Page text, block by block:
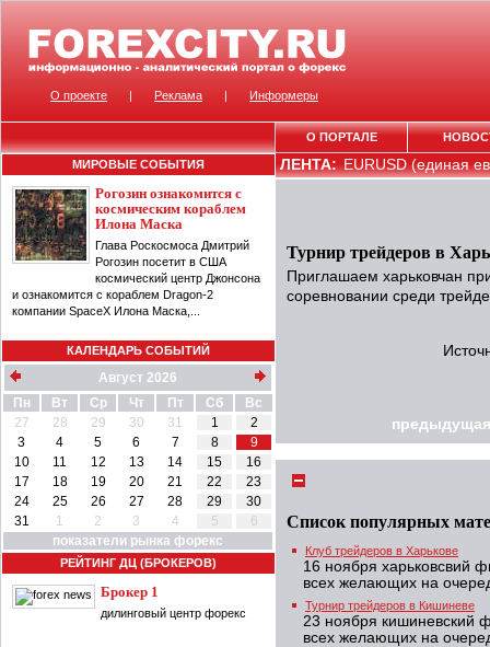
МИРОВЫЕ СОБЫТИЯ
Рогозин ознакомится с
космическим кораблем
Илона Маска
Глава Роскосмоса Дмитрий
Рогозин посетит в США
космический центр Джонсона
и ознакомится с кораблем Dragon-2
компании SpaceX Илона Маска,...
КАЛЕНДАРЬ СОБЫТИЙ
Август 2026
Пн
Вт Ср Чт Пт Сб
Вс
27
28 29 30 31 1
2
3
4 5 6 7 8
9
10
11 12 13 14 15
16
17
18 19 20 21 22
23
24
25 26 27 28 29
30
31
1 2 3 4 5
6
показатели рынка форекс
РЕЙТИНГ ДЦ (БРОКЕРОВ)
Брокер 1
дилинговый центр форекс
ЛЕНТА:EURUSD (единая
Турнир трейдеров в
Приглашаем харьковчан
соревновании среди
предыдущая
Список популярных
Клуб трейдеров в Харькове
16 ноября харьковсвий
всех желающих на
Турнир трейдеров в Кишиневе
23 ноября кишиневский
всех желающих на
О проекте | Реклама | Информеры
О ПОРТАЛЕ